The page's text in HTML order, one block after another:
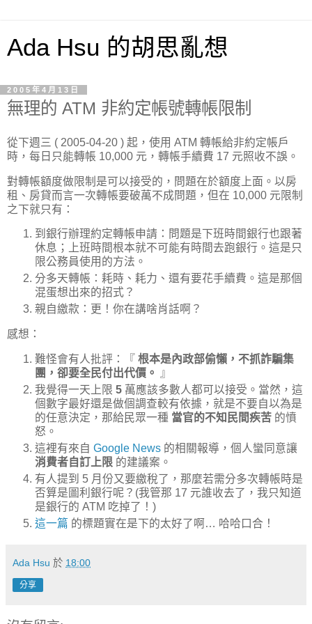
Ada Hsu 的胡思亂想
2005年4月13日
無理的 ATM 非約定帳號轉帳限制
從下週三 ( 2005-04-20 ) 起，使用 ATM 轉帳給非約定帳戶
時，每日只能轉帳 10,000 元，轉帳手續費 17 元照收不誤。
對轉帳額度做限制是可以接受的，問題在於額度上面。以房
租、房貸而言一次轉帳要破萬不成問題，但在 10,000 元限制
之下就只有：
到銀行辦理約定轉帳申請：問題是下班時間銀行也跟著
休息；上班時間根本就不可能有時間去跑銀行。這是只
限公務員使用的方法。
分多天轉帳：耗時、耗力、還有要花手續費。這是那個
混蛋想出來的招式？
親自繳款：更！你在講啥肖話啊？
感想：
難怪會有人批評：『 根本是內政部偷懶，不抓詐騙集
團，卻要全民付出代價。
』
我覺得一天上限 5 萬應該多數人都可以接受。當然，這
個數字最好還是做個調查較有依據，就是不要自以為是
的任意決定，那給民眾一種 當官的不知民間疾苦 的憤
怒。
這裡有來自 Google News 的相關報導，個人蠻同意讓
消費者自訂上限 的建議案。
有人提到 5 月份又要繳稅了，那麼若需分多次轉帳時是
否算是圖利銀行呢？(我管那 17 元誰收去了，我只知道
是銀行的 ATM 吃掉了！)
這一篇 的標題實在是下的太好了啊… 哈哈口合！
Ada Hsu 於 18:00
分享